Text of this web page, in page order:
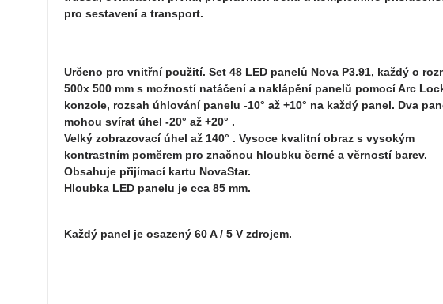
pro sestavení a transport.
Určeno pro vnitřní použití. Set 48 LED panelů Nova P3.91, každý o
500x 500 mm s možností natáčení a naklápění panelů pomocí Arc
konzole, rozsah úhlování panelu -10° až +10° na každý panel. Dva
mohou svírat úhel -20° až +20° .
Velký zobrazovací úhel až 140° . Vysoce kvalitní obraz s vysokým
kontrastním poměrem pro značnou hloubku černé a věrností barev.
Obsahuje přijímací kartu NovaStar.
Hloubka LED panelu je cca 85 mm.
Každý panel je osazený 60 A / 5 V zdrojem.